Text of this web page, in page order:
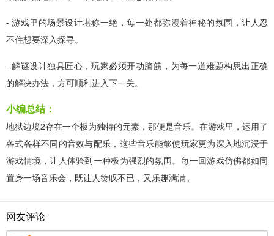
- 游戏里的场景设计堪称一绝，每一处都弥漫着神秘的氛围，让人忍
不住想要深入探寻。
- 解谜设计独具匠心，玩家必须开动脑筋，为每一道难题构思出正确
的解决办法，方可顺利进入下一关。
小编总结：
地狱边境2存在一个极为独特的元素，那便是音乐。在游戏里，运用了
各式各样不同的音效与配乐，这些音乐能够使玩家更为深入地沉浸于
游戏情境，让人体验到一种极为强烈的氛围。每一回游戏仿佛都如同
置身一场音乐会，既让人赞叹不已，又乐趣满满。
网友评论